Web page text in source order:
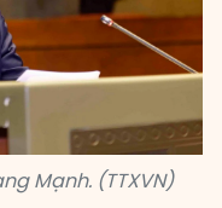
Mạnh. (TTXVN)